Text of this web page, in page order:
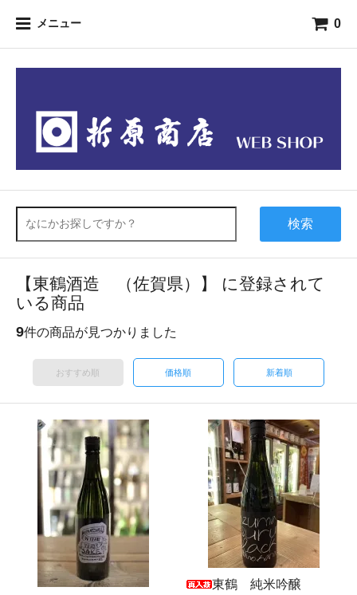
メニュー 0
検索
【東鶴酒造 （佐賀県）】 に登録されて
いる商品
9件の商品が見つかりました
おすすめ順 価格順 新着順
東鶴 純米吟醸